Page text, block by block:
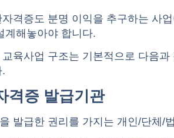
격증도 분명 이익을 추구하는 사
계해놓아야 합니다.
육사업 구조는 기본적으로 다음과
격증 발급기관
발급한 권리를 가지는 개인/단체/